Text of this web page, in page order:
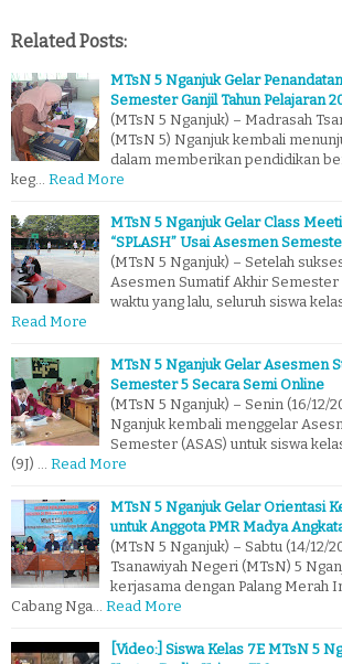
Related Posts:
MTsN 5 Nganjuk Gelar
Semester Ganjil Tahun Pelajaran
(MTsN 5 Nganjuk) – Madrasah
(MTsN 5) Nganjuk kembali
dalam memberikan pendidikan
keg…
Read More
MTsN 5 Nganjuk Gelar Class
“SPLASH” Usai Asesmen
(MTsN 5 Nganjuk) – Setelah
Asesmen Sumatif Akhir Semester
waktu yang lalu, seluruh siswa
Read More
MTsN 5 Nganjuk Gelar Asesmen
Semester 5 Secara Semi Online
(MTsN 5 Nganjuk) – Senin (16/12/
Nganjuk kembali menggelar
Semester (ASAS) untuk siswa
(9J) …
Read More
MTsN 5 Nganjuk Gelar Orientasi
untuk Anggota PMR Madya
(MTsN 5 Nganjuk) – Sabtu (14/12/
Tsanawiyah Negeri (MTsN) 5
kerjasama dengan Palang Merah
Cabang Nga…
Read More
[Video:] Siswa Kelas 7E MTsN 5